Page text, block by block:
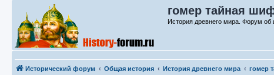
гомер тайная
История древнего мира. Форум об
Исторический форум Общая история История древнего мира гомер